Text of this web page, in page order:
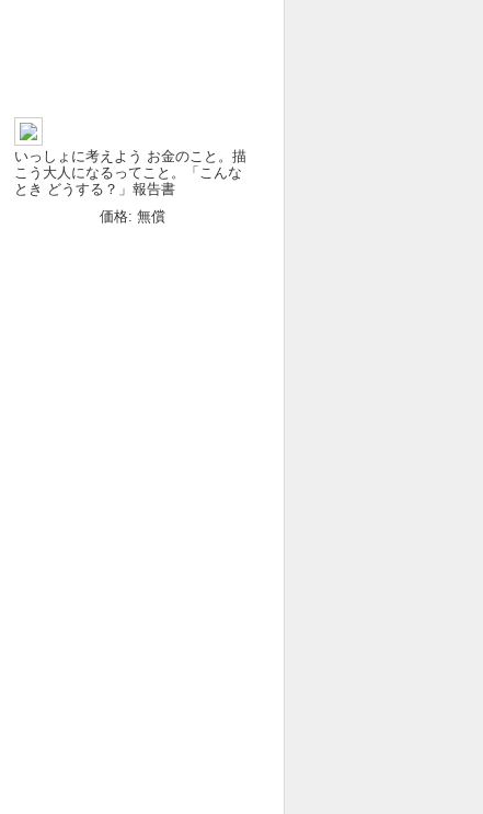
いっしょに考えよう お金のこと。描
こう大人になるってこと。「こんな
とき どうする？」報告書
価格: 無償